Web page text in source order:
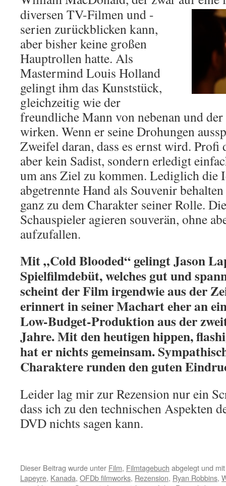
diversen TV-Filmen und -
serien zurückblicken kann,
aber bisher keine großen
Hauptrollen hatte. Als
Mastermind Louis Holland
gelingt ihm das Kunststück,
gleichzeitig wie der
freundliche Mann von nebenan und
wirken. Wenn er seine Drohungen
Zweifel daran, dass es ernst wird.
aber kein Sadist, sondern erledigt
um ans Ziel zu kommen. Lediglich die
abgetrennte Hand als Souvenir
ganz zu dem Charakter seiner Rolle.
Schauspieler agieren souverän, ohne
aufzufallen.
Mit „Cold Blooded“ gelingt Jason
Spielfilmdebüt, welches gut und
scheint der Film irgendwie aus der
erinnert in seiner Machart eher an
Low-Budget-Produktion aus der
Jahre. Mit den heutigen hippen,
hat er nichts gemeinsam.
Charaktere runden den guten
Leider lag mir zur Rezension nur ein
dass ich zu den technischen Aspekten
DVD nichts sagen kann.
Dieser Beitrag wurde unter Film, Filmtagebuch abgelegt und
Lapeyre, Kanada, OFDb filmworks, Rezension, Ryan Robbins,